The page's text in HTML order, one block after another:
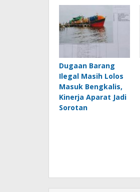
Dugaan Barang
Ilegal Masih Lolos
Masuk Bengkalis,
Kinerja Aparat Jadi
Sorotan